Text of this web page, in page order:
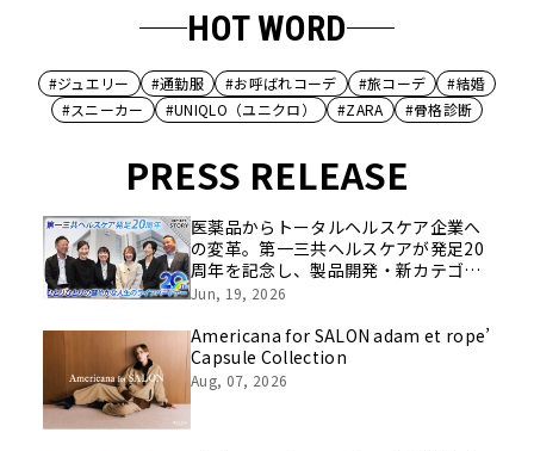
HOT WORD
#ジュエリー #通勤服 #お呼ばれコーデ #旅コーデ
#結婚
#スニーカー
#UNIQLO（ユニクロ） #ZARA #骨格診断
PRESS RELEASE
医薬品からトータルヘルスケア企業へ
の変革。第一三共ヘルスケアが発足20
周年を記念し、製品開発・新カテゴリ
挑戦の舞台や旧社統合時のエピソード
像を公開！
Jun, 19, 2026
Americana for SALON adam et rope’
Capsule Collection
Aug, 07, 2026